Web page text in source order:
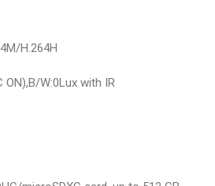
H.264H
ON),B/W:0Lux with IR